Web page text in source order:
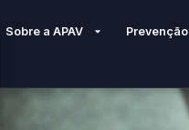
Sobre a APAV Prevenção